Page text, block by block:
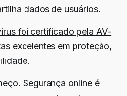
dados de usuários.
foi certificado pela AV-
excelentes em proteção,
Segurança online é